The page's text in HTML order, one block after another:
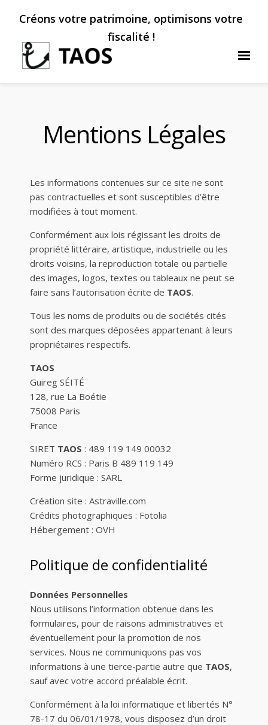
Créons votre patrimoine, optimisons votre
fiscalité !
Mentions Légales
Les informations contenues sur ce site ne sont
pas contractuelles et sont susceptibles d’être
modifiées à tout moment.
Conformément aux lois régissant les droits de
propriété littéraire, artistique, industrielle ou les
droits voisins, la reproduction totale ou partielle
des images, logos, textes ou tableaux ne peut se
faire sans l’autorisation écrite de TAOS.
Tous les noms de produits ou de sociétés cités
sont des marques déposées appartenant à leurs
propriétaires respectifs.
TAOS
Guireg SÉITÉ
128, rue La Boétie
75008 Paris
France
SIRET TAOS : 489 119 149 00032
Numéro RCS : Paris B 489 119 149
Forme juridique : SARL
Création site : Astraville.com
Crédits photographiques : Fotolia
Hébergement : OVH
Politique de confidentialité
Données Personnelles
Nous utilisons l’information obtenue dans les
formulaires, pour de raisons administratives et
éventuellement pour la promotion de nos
services. Nous ne communiquons pas vos
informations à une tierce-partie autre que TAOS,
sauf avec votre accord préalable écrit.
Conformément à la loi informatique et libertés N°
78-17 du 06/01/1978, vous disposez d’un droit